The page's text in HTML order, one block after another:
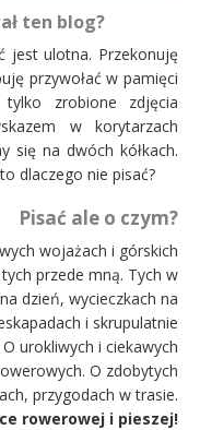
ten blog?
jest ulotna. Przekonuję
przywołać w pamięci
zrobione zdjęcia
w korytarzach
się na dwóch kółkach.
dlaczego nie pisać?
Pisać ale o czym?
wojażach i górskich
przede mną. Tych w
dzień, wycieczkach na
i skrupulatnie
urokliwych i ciekawych
O zdobytych
przygodach w trasie.
rowerowej i pieszej!